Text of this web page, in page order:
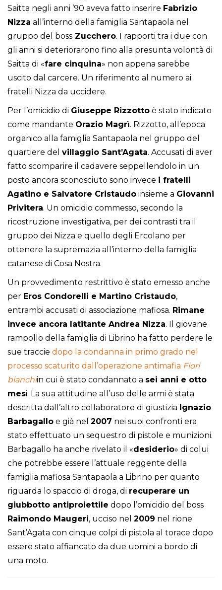
Saitta negli anni ’90 aveva fatto inserire Fabrizio
Nizza all’interno della famiglia Santapaola nel
gruppo del boss Zucchero. I rapporti tra i due con
gli anni si deteriorarono fino alla presunta volontà di
Saitta di «fare cinquina» non appena sarebbe
uscito dal carcere. Un riferimento al numero ai
fratelli Nizza da uccidere.
Per l’omicidio di Giuseppe Rizzotto è stato indicato
come mandante Orazio Magrì. Rizzotto, all’epoca
organico alla famiglia Santapaola nel gruppo del
quartiere del villaggio Sant’Agata. Accusati di aver
fatto scomparire il cadavere seppellendolo in un
posto ancora sconosciuto sono invece i fratelli
Agatino e Salvatore Cristaudo insieme a Giovanni
Privitera. Un omicidio commesso, secondo la
ricostruzione investigativa, per dei contrasti tra il
gruppo dei Nizza e quello degli Ercolano per
ottenere la supremazia all’interno della famiglia
catanese di Cosa Nostra.
Un provvedimento restrittivo è stato emesso anche
per Eros Condorelli e Martino Cristaudo,
entrambi accusati di associazione mafiosa. Rimane
invece ancora latitante Andrea Nizza. Il giovane
rampollo della famiglia di Librino ha fatto perdere le
sue traccie dopo la condanna in primo grado nel
processo scaturito dall’operazione antimafia Fiori
bianchiin cui è stato condannato a sei anni e otto
mesi. La sua attitudine all’uso delle armi è stata
descritta dall’altro collaboratore di giustizia Ignazio
Barbagallo e già nel 2007 nei suoi confronti era
stato effettuato un sequestro di pistole e munizioni.
Barbagallo ha anche rivelato il «desiderio» di colui
che potrebbe essere l’attuale reggente della
famiglia mafiosa Santapaola a Librino per quanto
riguarda lo spaccio di droga, di recuperare un
giubbotto antiproiettile dopo l’omicidio del boss
Raimondo Maugeri, ucciso nel 2009 nel rione
Sant’Agata con cinque colpi di pistola al torace dopo
essere stato affiancato da due uomini a bordo di
una moto.